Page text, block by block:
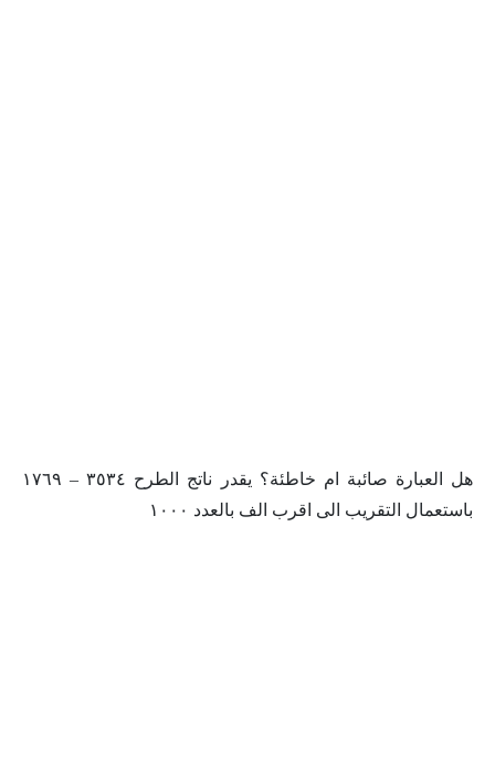
هل العبارة صائبة ام خاطئة؟ يقدر ناتج الطرح ٣٥٣٤ – ١٧٦٩
باستعمال التقريب الى اقرب الف بالعدد ١٠٠٠